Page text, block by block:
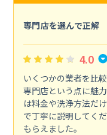
専門店を選んで正解
4.0
いくつかの業者を比
専門店という点に魅
は料金や洗浄方法だ
で丁寧に説明してく
もらえました。